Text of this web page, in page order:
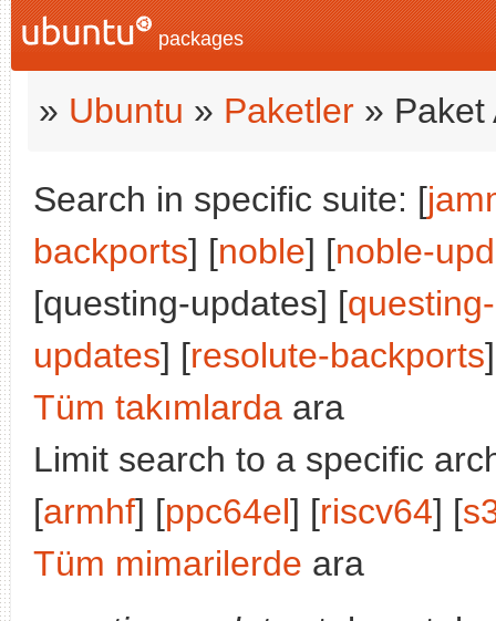
packages
» Ubuntu » Paketler » Paket
Search in specific suite: [
backports] [noble] [noble-
[questing-updates] [
updates] [resolute-backports
Tüm takımlarda ara
Limit search to a specific
[armhf] [ppc64el] [riscv64] [
Tüm mimarilerde ara